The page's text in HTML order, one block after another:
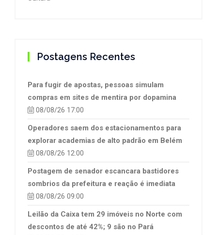
Postagens Recentes
Para fugir de apostas, pessoas simulam
compras em sites de mentira por dopamina
08/08/26 17:00
Operadores saem dos estacionamentos para
explorar academias de alto padrão em Belém
08/08/26 12:00
Postagem de senador escancara bastidores
sombrios da prefeitura e reação é imediata
08/08/26 09:00
Leilão da Caixa tem 29 imóveis no Norte com
descontos de até 42%; 9 são no Pará